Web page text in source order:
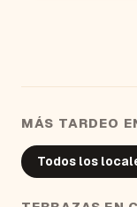
MÁS TARDEO
Todos los